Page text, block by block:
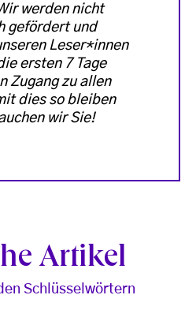
werden nicht
gefördert und
Leser*innen
ersten 7 Tage
Zugang zu allen
dies so bleiben
wir Sie!
Artikel
Schlüsselwörtern